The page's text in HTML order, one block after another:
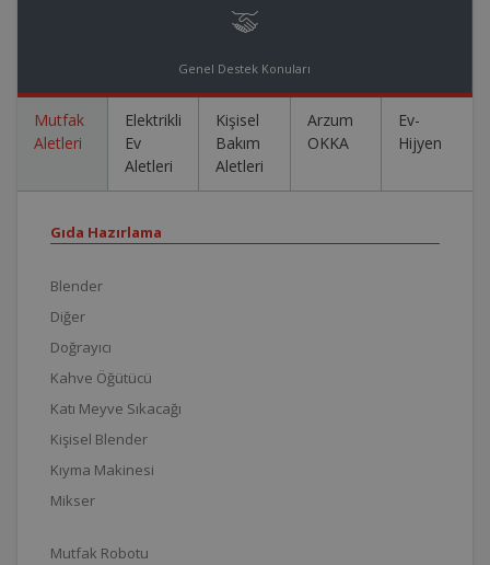
Genel Destek Konuları
Mutfak
Aletleri
Elektrikli
Ev
Aletleri
Kişisel
Bakım
Aletleri
Arzum
OKKA
Ev-
Hijyen
Gıda Hazırlama
Blender
Diğer
Doğrayıcı
Kahve Öğütücü
Katı Meyve Sıkacağı
Kişisel Blender
Kıyma Makinesi
Mikser
Mutfak Robotu